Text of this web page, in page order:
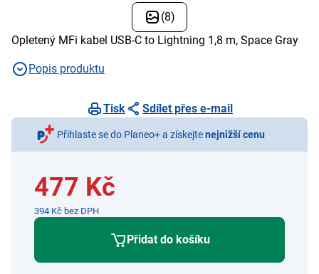
(8)
Opletený MFi kabel USB-C to Lightning 1,8 m, Space Gray
Popis produktu
Tisk Sdílet přes e-mail
Přihlaste se do Planeo+ a získejtenejnižší cenu
477 Kč
394 Kč bez DPH
Přidat do košíku